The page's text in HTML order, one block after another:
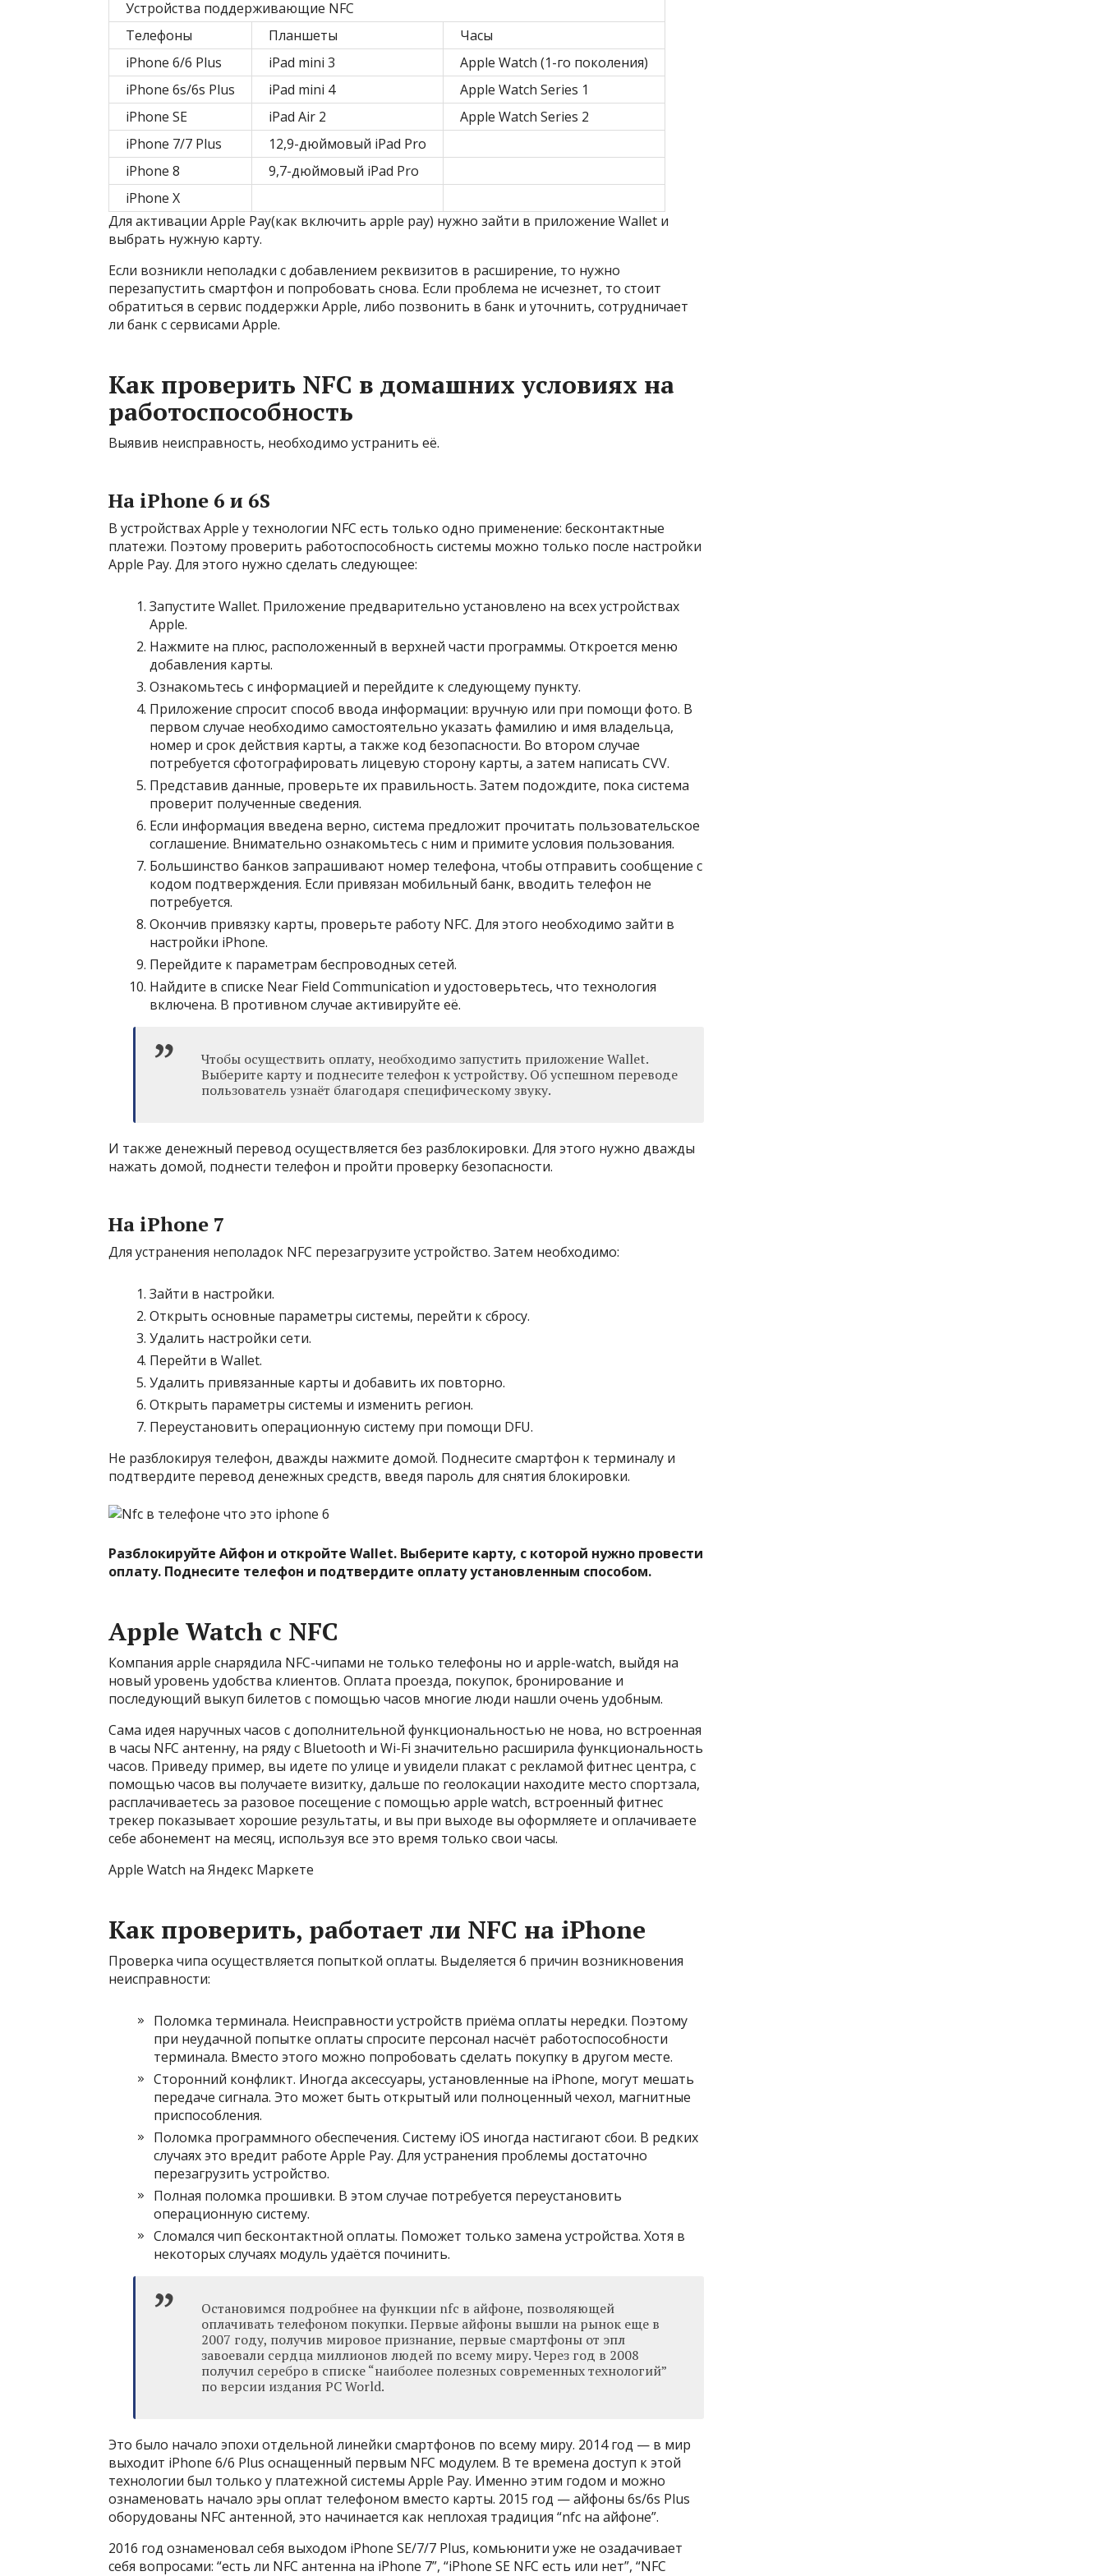
Устройства поддерживающие NFC
Телефоны
Планшеты
Часы
iPhone 6/6 Plus
iPad mini 3
Apple Watch (1-го поколения)
iPhone 6s/6s Plus
iPad mini 4
Apple Watch Series 1
iPhone SE
iPad Air 2
Apple Watch Series 2
iPhone 7/7 Plus
12,9-дюймовый iPad Pro
iPhone 8
9,7-дюймовый iPad Pro
iPhone X
Для активации Apple Pay(как включить apple pay) нужно зайти в приложение Wallet и
выбрать нужную карту.
Если возникли неполадки с добавлением реквизитов в расширение, то нужно
перезапустить смартфон и попробовать снова. Если проблема не исчезнет, то стоит
обратиться в сервис поддержки Apple, либо позвонить в банк и уточнить, сотрудничает
ли банк с сервисами Apple.
Как проверить NFC в домашних условиях на
работоспособность
Выявив неисправность, необходимо устранить её.
На iPhone 6 и 6S
В устройствах Apple у технологии NFC есть только одно применение: бесконтактные
платежи. Поэтому проверить работоспособность системы можно только после настройки
Apple Pay. Для этого нужно сделать следующее:
Запустите Wallet. Приложение предварительно установлено на всех устройствах
Apple.
Нажмите на плюс, расположенный в верхней части программы. Откроется меню
добавления карты.
Ознакомьтесь с информацией и перейдите к следующему пункту.
Приложение спросит способ ввода информации: вручную или при помощи фото. В
первом случае необходимо самостоятельно указать фамилию и имя владельца,
номер и срок действия карты, а также код безопасности. Во втором случае
потребуется сфотографировать лицевую сторону карты, а затем написать CVV.
Представив данные, проверьте их правильность. Затем подождите, пока система
проверит полученные сведения.
Если информация введена верно, система предложит прочитать пользовательское
соглашение. Внимательно ознакомьтесь с ним и примите условия пользования.
Большинство банков запрашивают номер телефона, чтобы отправить сообщение с
кодом подтверждения. Если привязан мобильный банк, вводить телефон не
потребуется.
Окончив привязку карты, проверьте работу NFC. Для этого необходимо зайти в
настройки iPhone.
Перейдите к параметрам беспроводных сетей.
Найдите в списке Near Field Communication и удостоверьтесь, что технология
включена. В противном случае активируйте её.
Чтобы осуществить оплату, необходимо запустить приложение Wallet.
Выберите карту и поднесите телефон к устройству. Об успешном переводе
пользователь узнаёт благодаря специфическому звуку.
И также денежный перевод осуществляется без разблокировки. Для этого нужно дважды
нажать домой, поднести телефон и пройти проверку безопасности.
На iPhone 7
Для устранения неполадок NFC перезагрузите устройство. Затем необходимо:
Зайти в настройки.
Открыть основные параметры системы, перейти к сбросу.
Удалить настройки сети.
Перейти в Wallet.
Удалить привязанные карты и добавить их повторно.
Открыть параметры системы и изменить регион.
Переустановить операционную систему при помощи DFU.
Не разблокируя телефон, дважды нажмите домой. Поднесите смартфон к терминалу и
подтвердите перевод денежных средств, введя пароль для снятия блокировки.
Разблокируйте Айфон и откройте Wallet. Выберите карту, с которой нужно провести
оплату. Поднесите телефон и подтвердите оплату установленным способом.
Apple Watch с NFC
Компания apple снарядила NFC-чипами не только телефоны но и apple-watch, выйдя на
новый уровень удобства клиентов. Оплата проезда, покупок, бронирование и
последующий выкуп билетов с помощью часов многие люди нашли очень удобным.
Сама идея наручных часов с дополнительной функциональностью не нова, но встроенная
в часы NFC антенну, на ряду с Bluetooth и Wi-Fi значительно расширила функциональность
часов. Приведу пример, вы идете по улице и увидели плакат с рекламой фитнес центра, с
помощью часов вы получаете визитку, дальше по геолокации находите место спортзала,
расплачиваетесь за разовое посещение с помощью apple watch, встроенный фитнес
трекер показывает хорошие результаты, и вы при выходе вы оформляете и оплачиваете
себе абонемент на месяц, используя все это время только свои часы.
Apple Watch на Яндекс Маркете
Как проверить, работает ли NFC на iPhone
Проверка чипа осуществляется попыткой оплаты. Выделяется 6 причин возникновения
неисправности:
Поломка терминала. Неисправности устройств приёма оплаты нередки. Поэтому
при неудачной попытке оплаты спросите персонал насчёт работоспособности
терминала. Вместо этого можно попробовать сделать покупку в другом месте.
Сторонний конфликт. Иногда аксессуары, установленные на iPhone, могут мешать
передаче сигнала. Это может быть открытый или полноценный чехол, магнитные
приспособления.
Поломка программного обеспечения. Систему iOS иногда настигают сбои. В редких
случаях это вредит работе Apple Pay. Для устранения проблемы достаточно
перезагрузить устройство.
Полная поломка прошивки. В этом случае потребуется переустановить
операционную систему.
Сломался чип бесконтактной оплаты. Поможет только замена устройства. Хотя в
некоторых случаях модуль удаётся починить.
Остановимся подробнее на функции nfc в айфоне, позволяющей
оплачивать телефоном покупки. Первые айфоны вышли на рынок еще в
2007 году, получив мировое признание, первые смартфоны от эпл
завоевали сердца миллионов людей по всему миру. Через год в 2008
получил серебро в списке “наиболее полезных современных технологий”
по версии издания PC World.
Это было начало эпохи отдельной линейки смартфонов по всему миру. 2014 год — в мир
выходит iPhone 6/6 Plus оснащенный первым NFC модулем. В те времена доступ к этой
технологии был только у платежной системы Apple Pay. Именно этим годом и можно
ознаменовать начало эры оплат телефоном вместо карты. 2015 год — айфоны 6s/6s Plus
оборудованы NFC антенной, это начинается как неплохая традиция “nfc на айфоне”.
2016 год ознаменовал себя выходом iPhone SE/7/7 Plus, комьюнити уже не озадачивает
себя вопросами: “есть ли NFC антенна на iPhone 7”, “iPhone SE NFC есть или нет”, “NFC